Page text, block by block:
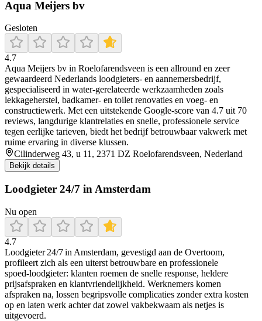
Aqua Meijers bv
Gesloten
4.7
Aqua Meijers bv in Roelofarendsveen is een allround en zeer
gewaardeerd Nederlands loodgieters- en aannemersbedrijf,
gespecialiseerd in water-gerelateerde werkzaamheden zoals
lekkageherstel, badkamer- en toilet renovaties en voeg- en
constructiewerk. Met een uitstekende Google-score van 4.7 uit 70
reviews, langdurige klantrelaties en snelle, professionele service
tegen eerlijke tarieven, biedt het bedrijf betrouwbaar vakwerk met
ruime ervaring in diverse klussen.
Cilinderweg 43, u 11, 2371 DZ Roelofarendsveen, Nederland
Bekijk details
Loodgieter 24/7 in Amsterdam
Nu open
4.7
Loodgieter 24/7 in Amsterdam, gevestigd aan de Overtoom,
profileert zich als een uiterst betrouwbare en professionele
spoed‑loodgieter: klanten roemen de snelle response, heldere
prijsafspraken en klantvriendelijkheid. Werknemers komen
afspraken na, lossen begripsvolle complicaties zonder extra kosten
op en laten werk achter dat zowel vakbekwaam als netjes is
uitgevoerd.